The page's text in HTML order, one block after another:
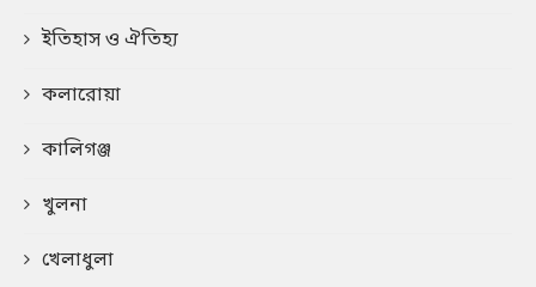
ইতিহাস ও ঐতিহ্য
কলারোয়া
কালিগঞ্জ
খুলনা
খেলাধুলা